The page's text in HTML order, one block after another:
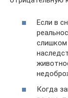
Если в
слишком
Когда